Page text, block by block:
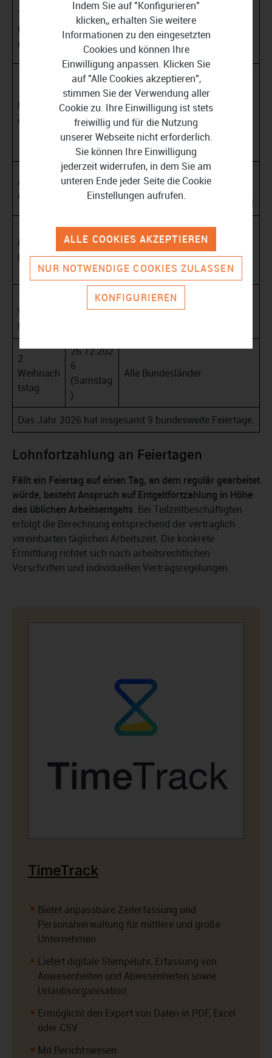
Tag der
Deutsche
n Einheit
03.10.202
(Samstag
Alle Bundesländer
Reformati
onstag
31.10.202
6
(Samstag
)
Brandenburg, Bremen,
Hamburg, Mecklenburg-
Vorpommern, Niedersachsen,
Sachsen, Sachsen-Anhalt,
Schleswig-Holstein und
Thüringen
Allerheilig
en
01.11.202
6
(Sonntag)
Baden-Württemberg, Bayern,
Nordrhein-Westfalen,
Rheinland-Pfalz und Saarland
Buß- und
Bettag
18.11.202
6
(Mittwoch
)
Sachsen
1.
Weihnach
tstag
25.12.202
Alle Bundesländer
2.
Weihnach
tstag
26.12.202
6
(Samstag
)
Alle Bundesländer
Das Jahr 2026 hat insgesamt 9 bundesweite Feiertage.
Lohnfortzahlung an Feiertagen
Fällt ein Feiertag auf einen Tag, an dem regulär gearbeitet
würde, besteht Anspruch auf Entgeltfortzahlung in Höhe
des üblichen Arbeitsentgelts. Bei Teilzeitbeschäftigten
erfolgt die Berechnung entsprechend der vertraglich
vereinbarten täglichen Arbeitszeit. Die konkrete
Ermittlung richtet sich nach arbeitsrechtlichen
Vorschriften und individuellen Vertragsregelungen.
TimeTrack
Bietet anpassbare Zeiterfassung und
Personalverwaltung für mittlere und große
Unternehmen
Liefert digitale Stempeluhr, Erfassung von
Anwesenheiten und Abwesenheiten sowie
Urlaubsorganisation
Ermöglicht den Export von Daten in PDF, Excel
oder CSV
Mit Berichtswesen
Indem Sie auf "Konfigurieren"
klicken,, erhalten Sie weitere
Informationen zu den eingesetzten
Cookies und können Ihre
Einwilligung anpassen. Klicken Sie
auf "Alle Cookies akzeptieren",
stimmen Sie der Verwendung aller
Cookie zu. Ihre Einwilligung ist stets
freiwillig und für die Nutzung
unserer Webseite nicht erforderlich.
Sie können Ihre Einwilligung
jederzeit widerrufen, in dem Sie am
unteren Ende jeder Seite die Cookie
Einstellungen aufrufen.
NUR NOTWENDIGE COOKIES ZULASSEN
KONFIGURIEREN
ALLE COOKIES AKZEPTIEREN